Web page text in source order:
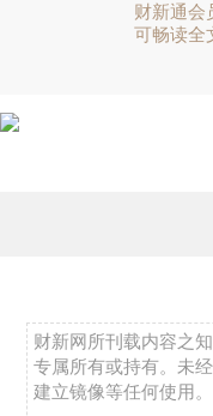
财新通会
可畅读全
财新网所刊载内容之
专属所有或持有。未
建立镜像等任何使用。